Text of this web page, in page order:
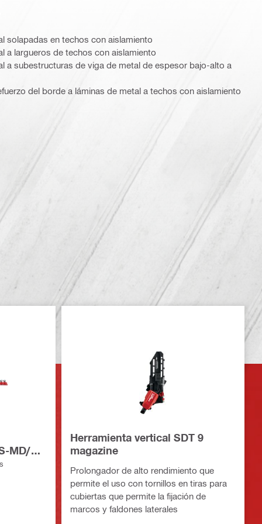
solapadas en techos con aislamiento
a largueros de techos con aislamiento
a subestructuras de viga de metal de espesor bajo-alto a
del borde a láminas de metal a techos con aislamiento
MD/S-
9
Herramienta vertical SDT 9
magazine
Prolongador de alto rendimiento que
permite el uso con tornillos en tiras para
cubiertas que permite la fijación de
marcos y faldones laterales